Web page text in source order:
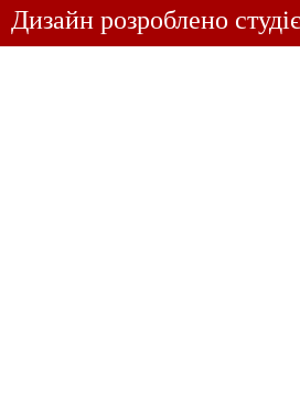
Дизайн розроблено